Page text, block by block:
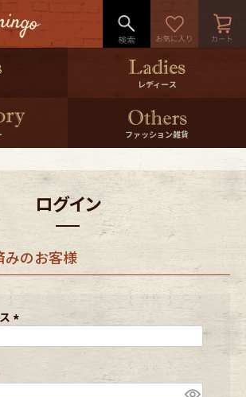
500pt＆10％Offクーポンプレゼン
ト
10％0ffクーポンプレゼント
録 LINE ID連携
マイページ
International Shipping
特集一覧
スタッフコーディネート
レディース
ファッション雑貨
ログイン
みのお客様
)